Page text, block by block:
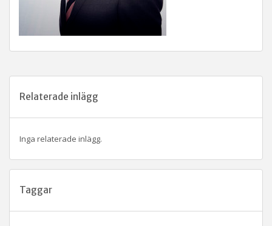
Relaterade inlägg
Inga relaterade inlägg.
Taggar